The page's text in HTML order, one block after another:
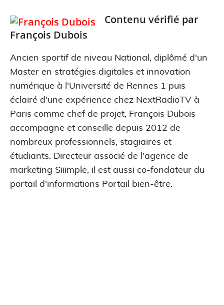
Contenu vérifié par
François Dubois
Ancien sportif de niveau National, diplômé d'un
Master en stratégies digitales et innovation
numérique à l'Université de Rennes 1 puis
éclairé d'une expérience chez NextRadioTV à
Paris comme chef de projet, François Dubois
accompagne et conseille depuis 2012 de
nombreux professionnels, stagiaires et
étudiants. Directeur associé de l'agence de
marketing Siiimple, il est aussi co-fondateur du
portail d'informations Portail bien-être.